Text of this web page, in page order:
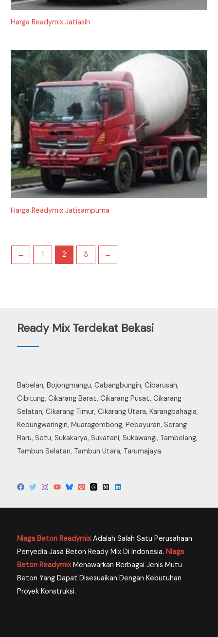
Harga Readymix Jatiasih
Harga Readymix Jatisampurna
← 1 2 3 →
Ready Mix Terdekat Bekasi
Babelan, Bojongmangu, Cabangbungin, Cibarusah,
Cibitung, Cikarang Barat, Cikarang Pusat, Cikarang
Selatan, Cikarang Timur, Cikarang Utara, Karangbahagia,
Kedungwaringin, Muaragembong, Pebayuran, Serang
Baru, Setu, Sukakarya, Sukatani, Sukawangi, Tambelang,
Tambun Selatan, Tambun Utara, Tarumajaya.
Niaga Beton ReadymixAdalah Salah Satu Perusahaan
Penyedia Jasa Beton Ready Mix Di Indonesia. Niaga
Beton ReadymixMenawarkan Berbagai Jenis Mutu
Beton Yang Dapat Disesuaikan Dengan Kebutuhan
Proyek Konstruksi.
Tim Dukungan Pelanggan Kami Siap Menjawab
Pertanyaan Anda.!